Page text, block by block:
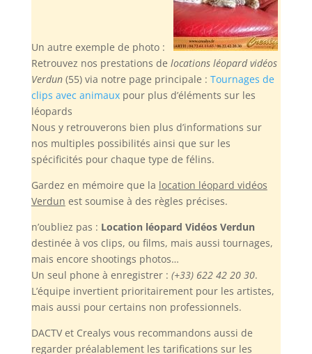
Un autre exemple de photo :
Retrouvez nos prestations de locations léopard vidéos
Verdun(55) via notre page principale : Tournages de
clips avec animauxpour plus d’éléments sur les
léopards
Nous y retrouverons bien plus d’informations sur
nos multiples possibilités ainsi que sur les
spécificités pour chaque type de félins.
Gardez en mémoire que la location léopard vidéos
Verdun est soumise à des règles précises.
n’oubliez pas : Location léopard Vidéos Verdun
destinée à vos clips, ou films, mais aussi tournages,
mais encore shootings photos…
Un seul phone à enregistrer : (+33) 622 42 20 30.
L’équipe invertient prioritairement pour les artistes,
mais aussi pour certains non professionnels.
DACTV et Crealys vous recommandons aussi de
regarder préalablement les tarifications sur les